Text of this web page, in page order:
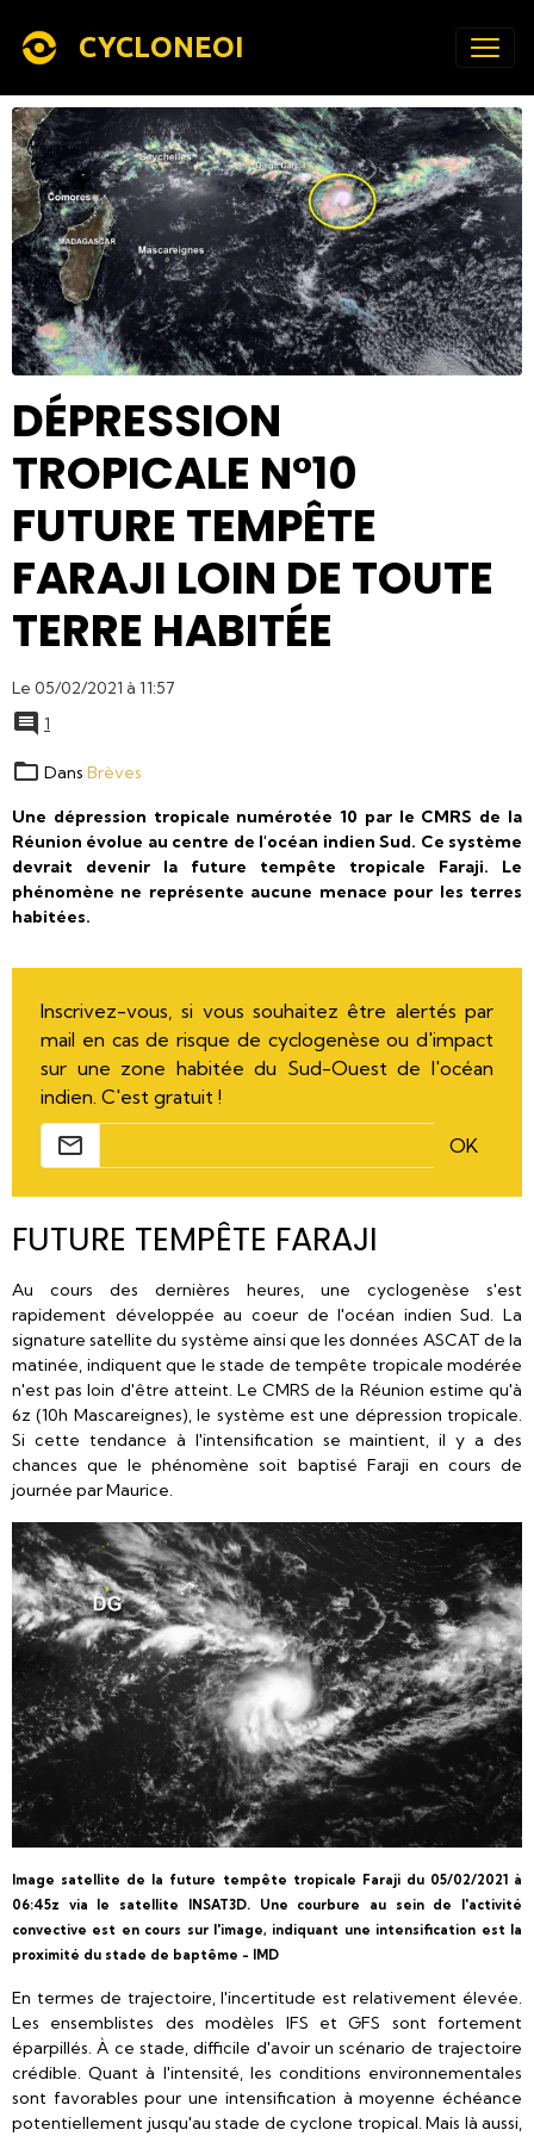
CYCLONEOI
DÉPRESSION
TROPICALE N°10
FUTURE TEMPÊTE
FARAJI LOIN DE TOUTE
TERRE HABITÉE
Le 05/02/2021 à 11:57
1
Dans Brèves
Une dépression tropicale numérotée 10 par le CMRS de la
Réunion évolue au centre de l'océan indien Sud. Ce système
devrait devenir la future tempête tropicale Faraji. Le
phénomène ne représente aucune menace pour les terres
habitées.
Inscrivez-vous, si vous souhaitez être alertés par
mail en cas de risque de cyclogenèse ou d'impact
sur une zone habitée du Sud-Ouest de l'océan
indien. C'est gratuit !
OK
FUTURE TEMPÊTE FARAJI
Au cours des dernières heures, une cyclogenèse s'est
rapidement développée au coeur de l'océan indien Sud. La
signature satellite du système ainsi que les données ASCAT de la
matinée, indiquent que le stade de tempête tropicale modérée
n'est pas loin d'être atteint. Le CMRS de la Réunion estime qu'à
6z (10h Mascareignes), le système est une dépression tropicale.
Si cette tendance à l'intensification se maintient, il y a des
chances que le phénomène soit baptisé Faraji en cours de
journée par Maurice.
Image satellite de la future tempête tropicale Faraji du 05/02/2021 à
06:45z via le satellite INSAT3D. Une courbure au sein de l'activité
convective est en cours sur l'image, indiquant une intensification est la
proximité du stade de baptême - IMD
En termes de trajectoire, l'incertitude est relativement élevée.
Les ensemblistes des modèles IFS et GFS sont fortement
éparpillés. À ce stade, difficile d'avoir un scénario de trajectoire
crédible. Quant à l'intensité, les conditions environnementales
sont favorables pour une intensification à moyenne échéance
potentiellement jusqu'au stade de cyclone tropical. Mais là aussi,